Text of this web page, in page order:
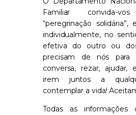
Familiar convida-
“peregrinação
individualmente, no
efetiva do outro ou
precisam de nós para
conversa, rezar, ajudar,
irem juntos a
contemplar a vida!
Todas as informações